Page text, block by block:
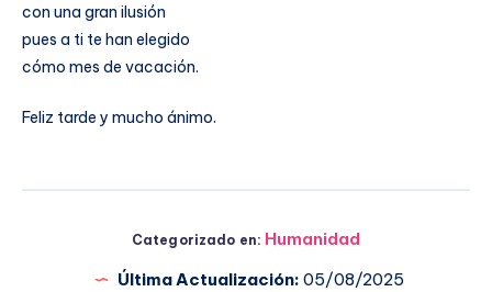
con una gran ilusión
pues a ti te han elegido
cómo mes de vacación.
Feliz tarde y mucho ánimo.
Categorizado en: Humanidad
Última Actualización: 05/08/2025